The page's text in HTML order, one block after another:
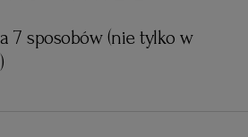
7 sposobów (nie tylko w